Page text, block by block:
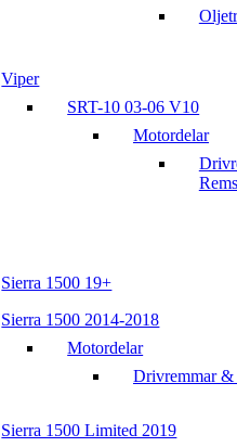
Viper
SRT-10 03-06 V10
Motordelar
Sierra 1500 19+
Sierra 1500 2014-2018
Motordelar
Drivremmar &
Sierra 1500 Limited 2019